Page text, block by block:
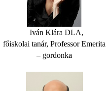
Iván Klára DLA,
főiskolai tanár, Professor Emerita
– gordonka